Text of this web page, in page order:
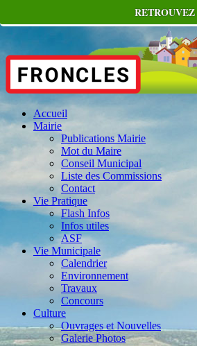
Accueil
Mairie
Publications Mairie
Mot du Maire
Conseil Municipal
Liste des Commissions
Contact
Vie Pratique
Flash Infos
Infos utiles
ASF
Vie Municipale
Calendrier
Environnement
Travaux
Concours
Culture
Ouvrages et Nouvelles
Galerie Photos